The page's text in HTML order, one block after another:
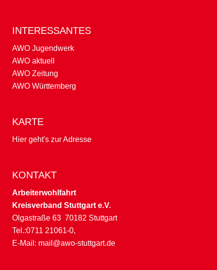
INTERESSANTES
AWO Jugendwerk
AWO aktuell
AWO Zeitung
AWO Württemberg
KARTE
Hier geht's zur Adresse
KONTAKT
Arbeiterwohlfahrt
Kreisverband Stuttgart e.V.
Olgastraße 63 70182 Stuttgart
Tel.:0711 21061-0,
E-Mail: mail@awo-stuttgart.de